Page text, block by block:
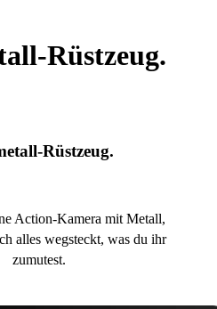
Rüstzeug.
Rüstzeug.
Action-Kamera mit Metall,
alles wegsteckt, was du ihr
zumutest.